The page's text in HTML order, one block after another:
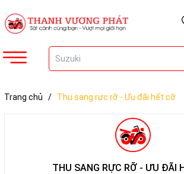
Trang chủ / Thu sang rực rỡ - Ưu đãi hết cỡ
THU SANG RỰC RỠ - ƯU ĐÃI